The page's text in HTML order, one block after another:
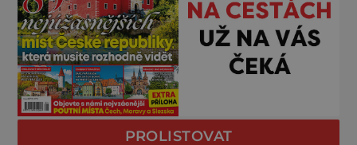
PROLISTOVAT